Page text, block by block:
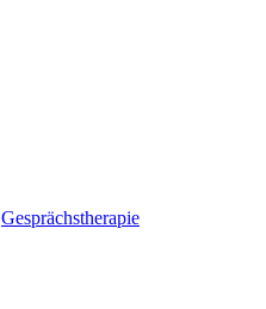
Gesprächstherapie